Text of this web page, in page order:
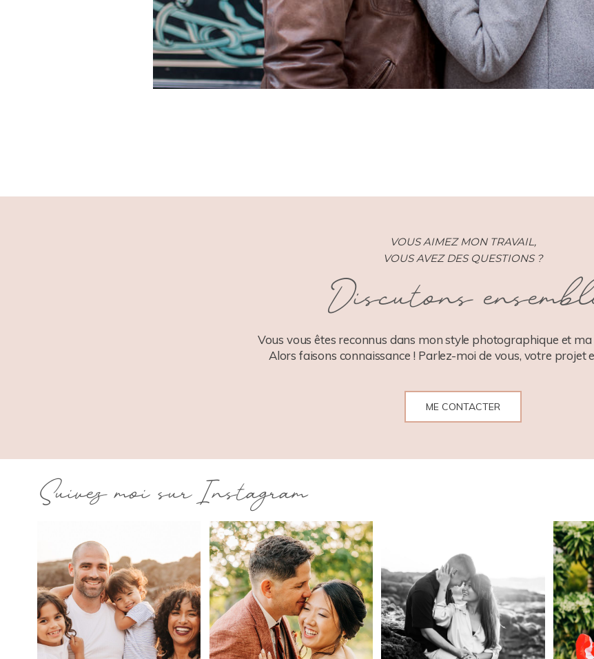
VOUS AIMEZ MON TRAVAIL,
VOUS AVEZ DES QUESTIONS ?
Discutons
Vous vous êtes reconnus dans mon style photographique et
Alors faisons connaissance ! Parlez-moi de vous, votre projet
ME CONTACTER
Suivez moi sur Instagram